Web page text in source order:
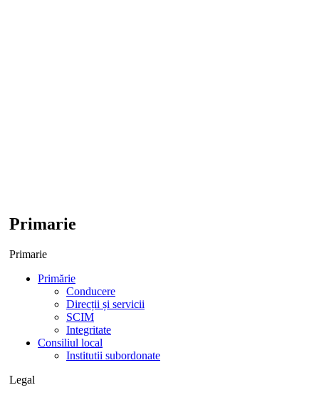
Primarie
Primarie
Primărie
Conducere
Direcții și servicii
SCIM
Integritate
Consiliul local
Institutii subordonate
Legal